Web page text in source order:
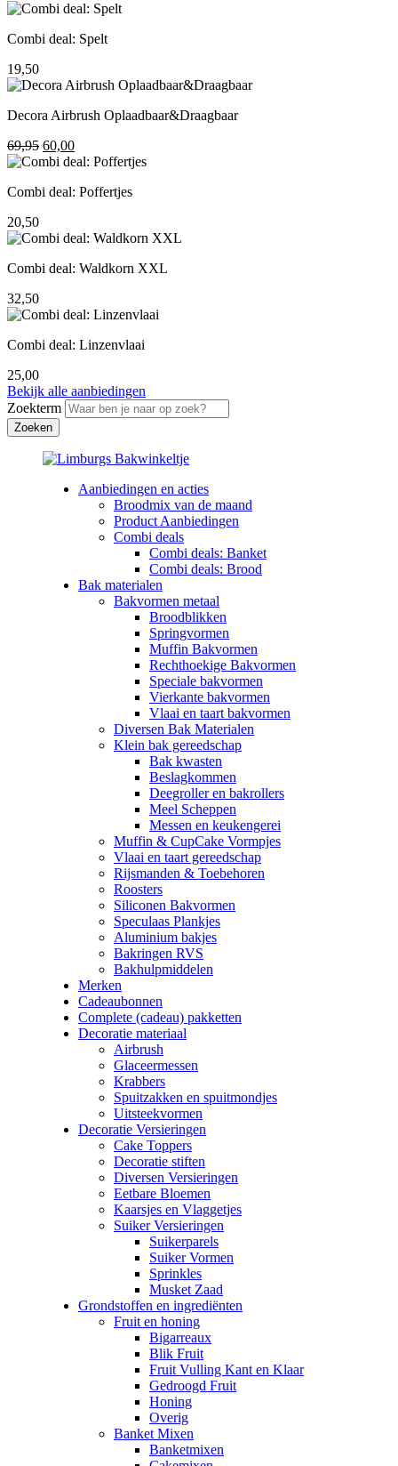
prijs
195,00.
prijs
155,00.
Combi deal: Spelt
19,50
Decora Airbrush Oplaadbaar&Draagbaar
69,95 Oorspronkelijke
prijs
69,95.
60,00Huidige
prijs
60,00.
Combi deal: Poffertjes
20,50
Combi deal: Waldkorn XXL
32,50
Combi deal: Linzenvlaai
25,00
Bekijk alle aanbiedingen
Zoekterm
Aanbiedingen en acties
Broodmix van de maand
Product Aanbiedingen
Combi deals
Combi deals: Banket
Combi deals: Brood
Bak materialen
Bakvormen metaal
Broodblikken
Springvormen
Muffin Bakvormen
Rechthoekige Bakvormen
Speciale bakvormen
Vierkante bakvormen
Vlaai en taart bakvormen
Diversen Bak Materialen
Klein bak gereedschap
Bak kwasten
Beslagkommen
Deegroller en bakrollers
Meel Scheppen
Messen en keukengerei
Muffin & CupCake Vormpjes
Vlaai en taart gereedschap
Rijsmanden & Toebehoren
Roosters
Siliconen Bakvormen
Speculaas Plankjes
Aluminium bakjes
Bakringen RVS
Bakhulpmiddelen
Merken
Cadeaubonnen
Complete (cadeau) pakketten
Decoratie materiaal
Airbrush
Glaceermessen
Krabbers
Spuitzakken en spuitmondjes
Uitsteekvormen
Decoratie Versieringen
Cake Toppers
Decoratie stiften
Diversen Versieringen
Eetbare Bloemen
Kaarsjes en Vlaggetjes
Suiker Versieringen
Suikerparels
Suiker Vormen
Sprinkles
Musket Zaad
Grondstoffen en ingrediënten
Fruit en honing
Bigarreaux
Blik Fruit
Fruit Vulling Kant en Klaar
Gedroogd Fruit
Honing
Overig
Banket Mixen
Banketmixen